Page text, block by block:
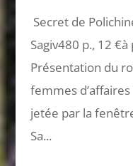
Secret de
Sagiv480 p., 12
Présentation du
femmes d’affaires
jetée par la
Sa...